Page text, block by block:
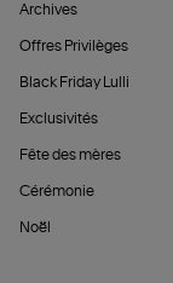
Archives
Offres Privilèges
Black Friday Lulli
Exclusivités
Fête des mères
Cérémonie
Noël